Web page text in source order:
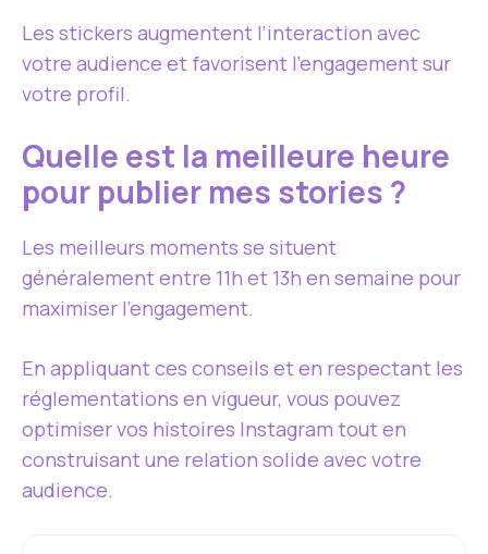
Les stickers augmentent l’interaction avec
votre audience et favorisent l’engagement sur
votre profil.
Quelle est la meilleure heure
pour publier mes stories ?
Les meilleurs moments se situent
généralement entre 11h et 13h en semaine pour
maximiser l’engagement.
En appliquant ces conseils et en respectant les
réglementations en vigueur, vous pouvez
optimiser vos histoires Instagram tout en
construisant une relation solide avec votre
audience.